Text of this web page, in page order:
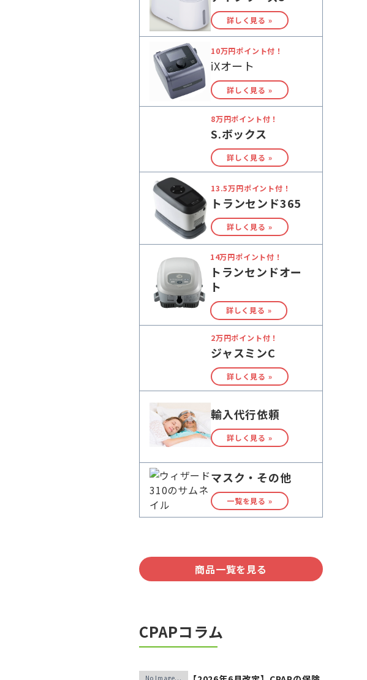
詳しく見る »
10万円ポイント付！
iXオート
詳しく見る »
8万円ポイント付！
S.ボックス
詳しく見る »
13.5万円ポイント付！
トランセンド365
詳しく見る »
14万円ポイント付！
トランセンドオー
ト
詳しく見る »
2万円ポイント付！
ジャスミンC
詳しく見る »
輸入代行依頼
詳しく見る »
マスク・その他
一覧を見る »
商品一覧を見る
CPAPコラム